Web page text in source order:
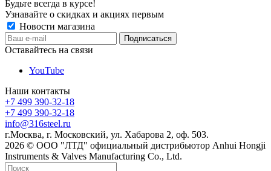
Будьте всегда в курсе!
Узнавайте о скидках и акциях первым
Новости магазина
Оставайтесь на связи
YouTube
Наши контакты
+7 499 390-32-18
+7 499 390-32-18
info@316steel.ru
г.Москва, г. Московский, ул. Хабарова 2, оф. 503.
2026 © ООО "ЛТД" официальный дистрибьютор Anhui Hongji
Instruments & Valves Manufacturing Co., Ltd.